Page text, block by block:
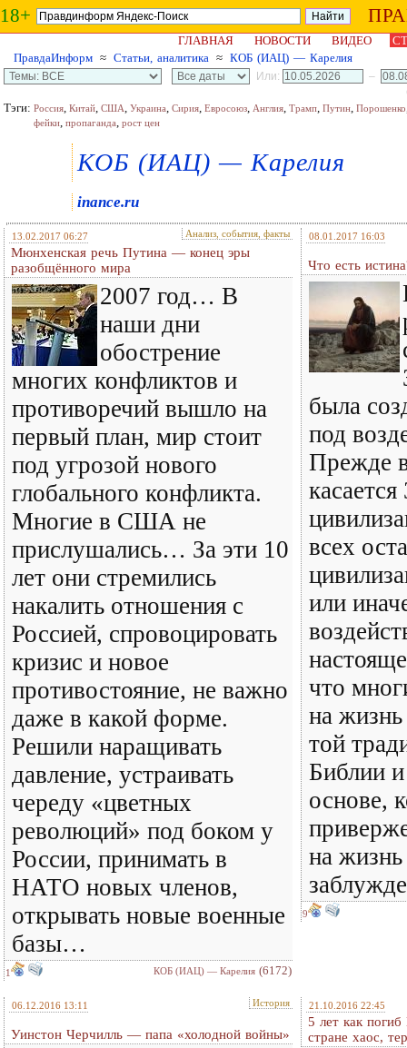
18+
ГЛАВНАЯ НОВОСТИ ВИДЕО
ПравдаИнформ ≈ Статьи, аналитика ≈ КОБ (ИАЦ) — Карелия
Или:
–
Тэги: Россия, Китай, США, Украина, Сирия, Евросоюз, Англия, Трамп, Путин, Порошенко
фейки, пропаганда, рост цен
КОБ (ИАЦ) — Карелия
inance.ru
13.02.2017 06:27 Анализ, события, факты
Мюнхенская речь Путина — конец эры
разобщённого мира
2007 год… В
наши дни
обострение
многих конфликтов и
противоречий вышло на
первый план, мир стоит
под угрозой нового
глобального конфликта.
Многие в США не
прислушались… За эти 10
лет они стремились
накалить отношения с
Россией, спровоцировать
кризис и новое
противостояние, не важно
даже в какой форме.
Решили наращивать
давление, устраивать
череду «цветных
революций» под боком у
России, принимать в
НАТО новых членов,
открывать новые военные
базы…
1 КОБ (ИАЦ) — Карелия (6172)
08.01.2017 16:03
Что есть
была
под
Прежде
всех
или
что
на
той
Библии
основе,
на
9
06.12.2016 13:11 История
Уинстон Черчилль — папа «холодной войны»
21.10.2016 22:45
5 лет как
стране хаос,